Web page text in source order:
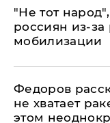
​"Не тот
россиян из-за
мобилизации
Федоров
не хватает
этом